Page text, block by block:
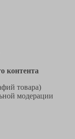
контента
товара)
модерации